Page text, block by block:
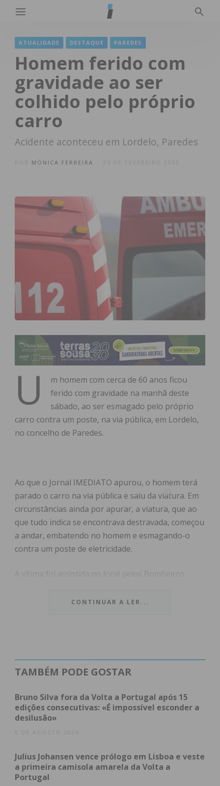
ATUALIDADE DESTAQUE PAREDES
Homem ferido com
gravidade ao ser
colhido pelo próprio
carro
Acidente aconteceu em Lordelo, Paredes
MÓNICA FERREIRA
U
m homem com cerca de 60 anos ficou
ferido com gravidade na manhã deste
sábado, ao ser esmagado pelo próprio
carro contra um poste, na via pública, em Lordelo,
no concelho de Paredes.
Ao que o Jornal IMEDIATO apurou, o homem terá
parado o carro na via pública e saiu da viatura. Em
circunstâncias ainda por apurar, a viatura, que ao
que tudo indica se encontrava destravada, começou
a andar, embatendo no homem e esmagando-o
contra um poste de eletricidade.
A vítima foi assistida no local pelos Bombeiros
médica de emergência e reanimação do Vale do
Subscreva a newsletter do
Assine nossa newsletter por e-mail e
CONTINUAR A LER...
TAMBÉM PODE GOSTAR
Bruno Silva fora da Volta a Portugal após 15
edições consecutivas: «É impossível esconder a
desilusão»
6 DE AGOSTO 2026
Julius Johansen vence prólogo em Lisboa e veste
a primeira camisola amarela da Volta a
Portugal